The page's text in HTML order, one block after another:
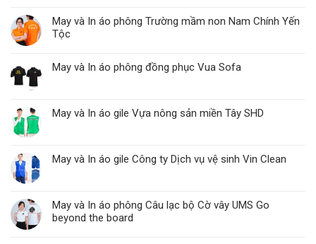
May và In áo phông Trường mầm non Nam Chính Yến
Tộc
May và In áo phông đồng phục Vua Sofa
May và In áo gile Vựa nông sản miền Tây SHD
May và In áo gile Công ty Dịch vụ vệ sinh Vin Clean
May và In áo phông Câu lạc bộ Cờ vây UMS Go
beyond the board